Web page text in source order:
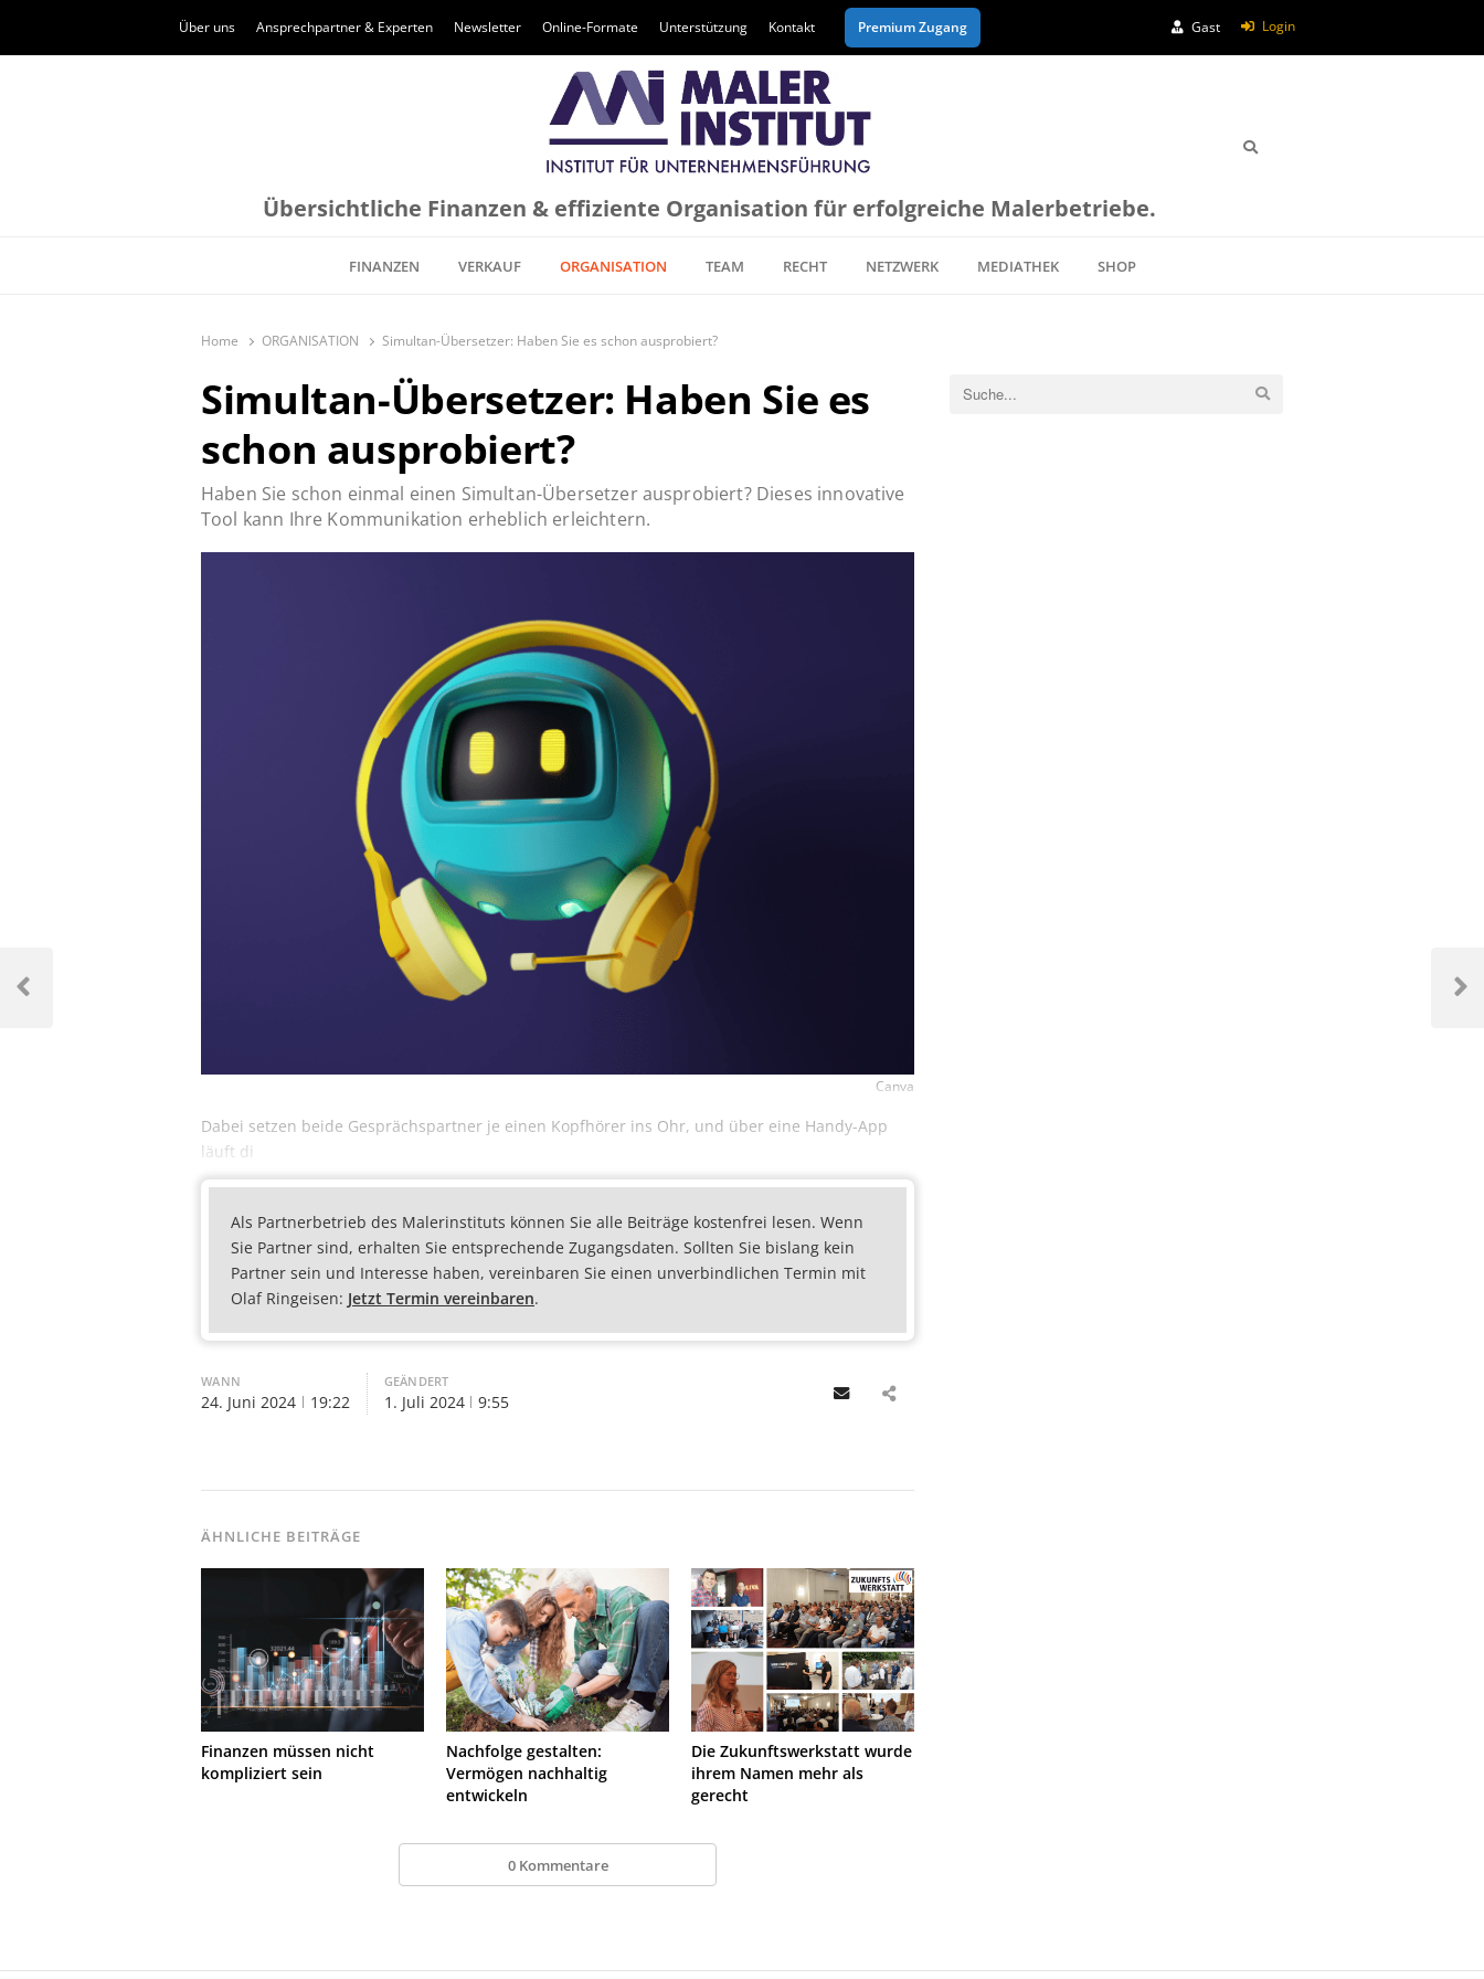
Über uns Ansprechpartner & Experten Newsletter Online-Formate Unterstützung Kontakt Premium Zugang Gast Login
Übersichtliche Finanzen & effiziente Organisation für erfolgreiche Malerbetriebe.
FINANZEN VERKAUF ORGANISATION TEAM RECHT NETZWERK MEDIATHEK SHOP
Home ORGANISATION Simultan-Übersetzer: Haben Sie es schon ausprobiert?
Simultan-Übersetzer: Haben Sie es
schon ausprobiert?
Haben Sie schon einmal einen Simultan-Übersetzer ausprobiert? Dieses innovative
Tool kann Ihre Kommunikation erheblich erleichtern.
Canva
Dabei setzen beide Gesprächspartner je einen Kopfhörer ins Ohr, und über eine Handy-App
läuft di
Als Partnerbetrieb des Malerinstituts können Sie alle Beiträge kostenfrei lesen. Wenn
Sie Partner sind, erhalten Sie entsprechende Zugangsdaten. Sollten Sie bislang kein
Partner sein und Interesse haben, vereinbaren Sie einen unverbindlichen Termin mit
Olaf Ringeisen: Jetzt Termin vereinbaren.
WANN
24. Juni 2024 19:22
GEÄNDERT
1. Juli 2024 9:55 Email
ÄHNLICHE BEITRÄGE
Finanzen müssen nicht
kompliziert sein
Nachfolge gestalten:
Vermögen nachhaltig
entwickeln
Die Zukunftswerkstatt wurde
ihrem Namen mehr als
gerecht
0 Kommentare